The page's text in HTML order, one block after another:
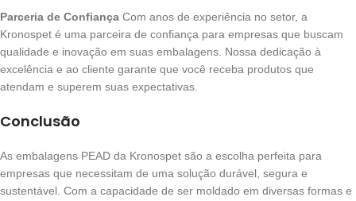
Parceria de Confiança Com anos de experiência no setor, a
Kronospet é uma parceira de confiança para empresas que buscam
qualidade e inovação em suas embalagens. Nossa dedicação à
excelência e ao cliente garante que você receba produtos que
atendam e superem suas expectativas.
Conclusão
As embalagens PEAD da Kronospet são a escolha perfeita para
empresas que necessitam de uma solução durável, segura e
sustentável. Com a capacidade de ser moldado em diversas formas e